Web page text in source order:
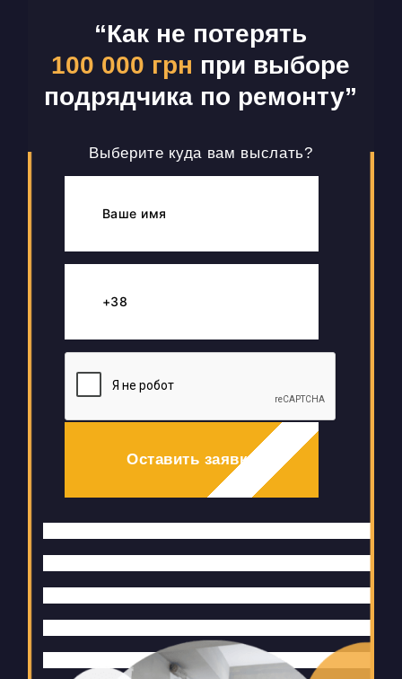
“Как не потерять
100 000 грн при выборе
подрядчика по ремонту”
Выберите куда вам выслать?
Оставить заявку